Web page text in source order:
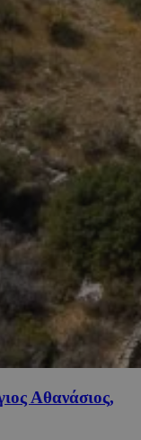
Αθανάσιος,